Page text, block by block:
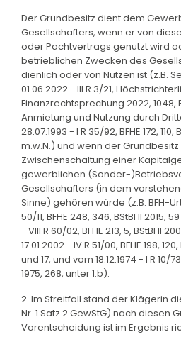
Der Grundbesitz dient dem
Gesellschafters, wenn er von
oder Pachtvertrags genutzt wird
betrieblichen Zwecken des
dienlich oder von Nutzen ist (z.B.
01.06.2022 - III R 3/21,
Finanzrechtsprechung 2022, 1048,
Anmietung und Nutzung durch
28.07.1993 - I R 35/92, BFHE 172, 110,
m.w.N.) und wenn der
Zwischenschaltung einer
gewerblichen (Sonder-
Gesellschafters (in dem
Sinne) gehören würde (z.B. BFH-
50/11, BFHE 248, 346, BStBl II 2015,
- VIII R 60/02, BFHE 213, 5, BStBl II
17.01.2002 - IV R 51/00, BFHE 198,
und 17, und vom 18.12.1974 - I R 10/
1975, 268, unter 1.b).
2. Im Streitfall stand der Klägerin
Nr. 1 Satz 2 GewStG) nach diesen
Vorentscheidung ist im Ergebnis